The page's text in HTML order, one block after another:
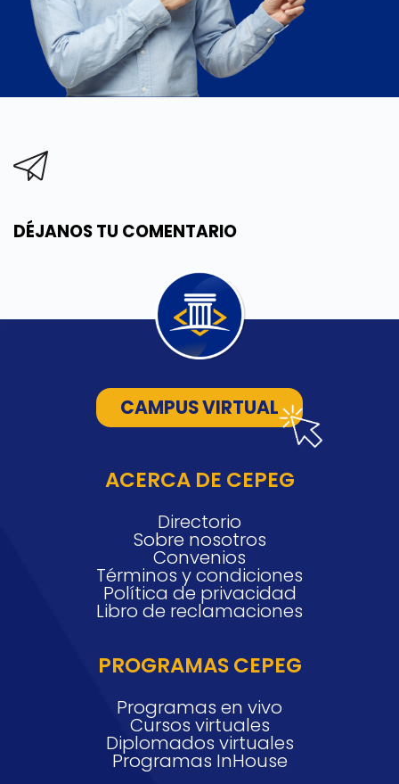
DÉJANOS TU COMENTARIO
CAMPUS VIRTUAL
ACERCA DE CEPEG
Directorio
Sobre nosotros
Convenios
Términos y condiciones
Política de privacidad
Libro de reclamaciones
PROGRAMAS CEPEG
Programas en vivo
Cursos virtuales
Diplomados virtuales
Programas InHouse